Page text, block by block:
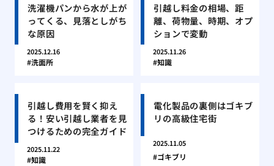
洗濯機パンから水が上が
ってくる、見落としがち
な原因
2025.12.16
洗面所
引越し料金の相場、距
離、荷物量、時期、オプ
ションで変動
2025.11.26
知識
引越し費用を賢く抑え
る！安い引越し業者を見
つけるための完全ガイド
2025.11.22
知識
電化製品の裏側はゴキブ
リの高級住宅街
2025.11.05
ゴキブリ